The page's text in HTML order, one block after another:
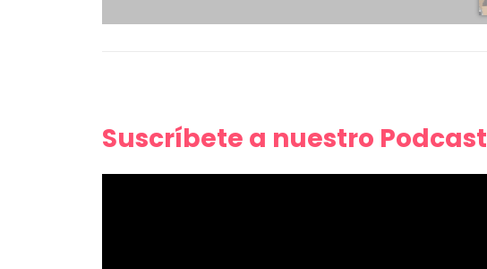
Suscríbete a nuestro Podcast